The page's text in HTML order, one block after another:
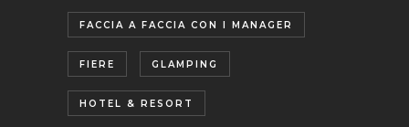
FACCIA A FACCIA CON I MANAGER
FIERE GLAMPING
HOTEL & RESORT